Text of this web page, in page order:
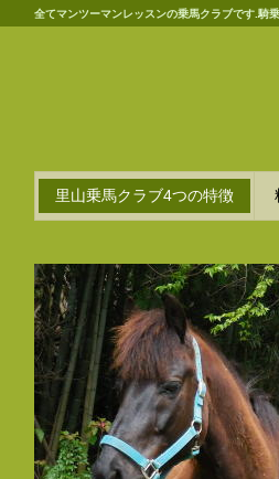
全てマンツーマンレッスンの乗馬クラブです.騎
里山乗馬クラブ4つの特徴